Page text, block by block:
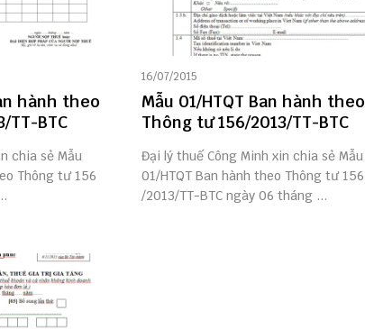
hành theo
TT-BTC
chia sẻ Mẫu
Thông tư 156
16/07/2015
Mẫu 01/HTQT Ban hành theo
Thông tư 156/2013/TT-BTC
Đại lý thuế Công Minh xin chia sẻ Mẫu
01/HTQT Ban hành theo Thông tư 156
/2013/TT-BTC ngày 06 tháng ...